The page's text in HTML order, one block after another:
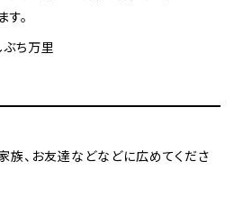
。
ち万里
族、お友達などなどに広めてくださ